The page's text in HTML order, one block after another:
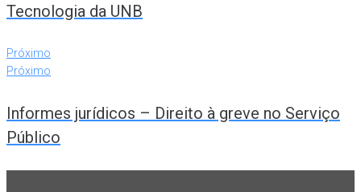
Tecnologia da UNB
Próximo
Próximo
Informes jurídicos – Direito à greve no Serviço
Público